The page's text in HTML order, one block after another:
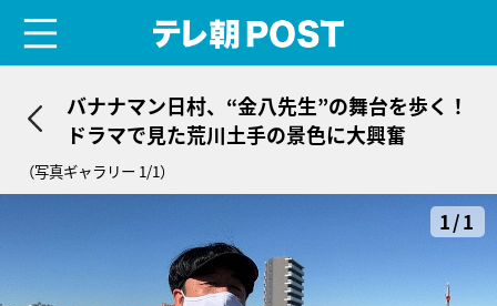
バナナマン日村、“金八先生”の舞台を歩く！
ドラマで見た荒川土手の景色に大興奮
（写真ギャラリー 1/1）
1/1